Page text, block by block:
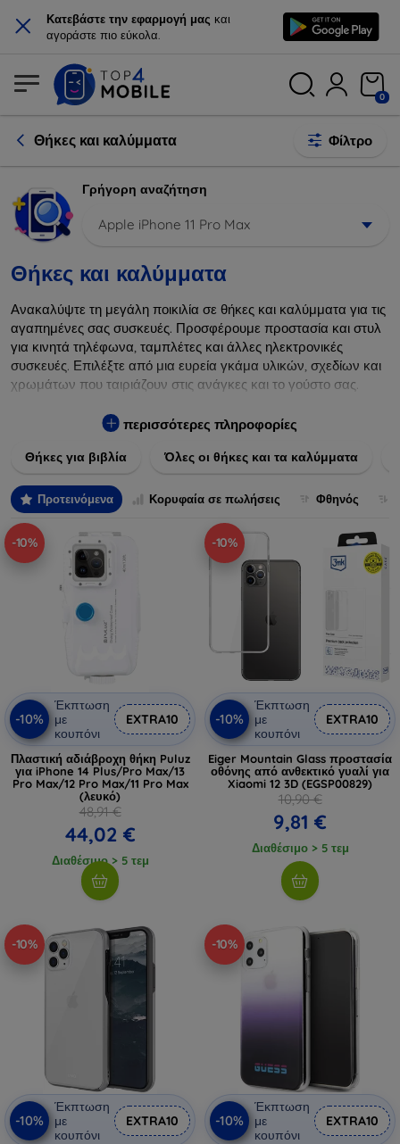
× Κατεβάστε την εφαρμογή μας και
αγοράστε πιο εύκολα.
0
Θήκες και καλύμματα Φίλτρο
Γρήγορη αναζήτηση
Apple iPhone 11 Pro Max
Θήκες και καλύμματα
Ανακαλύψτε τη μεγάλη ποικιλία σε θήκες και καλύμματα για τις
αγαπημένες σας συσκευές. Προσφέρουμε προστασία και στυλ
για κινητά τηλέφωνα, ταμπλέτες και άλλες ηλεκτρονικές
συσκευές. Επιλέξτε από μια ευρεία γκάμα υλικών, σχεδίων και
χρωμάτων που ταιριάζουν στις ανάγκες και το γούστο σας.
πτώσεις και άλλες φθορές, ενώ παράλληλα δίνετε ένα
και τη διάρκεια ζωής των συσκευών σας με τις κορυφαίες
περισσότερες πληροφορίες
Θήκες για βιβλία Όλες οι θήκες και τα καλύμματα
Προτεινόμενα Κορυφαία σε πωλήσεις Φθηνός
-10%
-10%
Έκπτωση
με
κουπόνι
EXTRA10
Πλαστική αδιάβροχη θήκη Puluz
για iPhone 14 Plus/Pro Max/13
Pro Max/12 Pro Max/11 Pro Max
(λευκό)
48,91 €
44,02 €
Διαθέσιμο > 5 τεμ
-10%
-10%
Έκπτωση
με
κουπόνι
EXTRA10
Eiger Mountain Glass προστασία
οθόνης από ανθεκτικό γυαλί για
Xiaomi 12 3D (EGSP00829)
10,90 €
9,81 €
Διαθέσιμο > 5 τεμ
-10%
-10%
Έκπτωση
με
κουπόνι
EXTRA10
-10%
-10%
Έκπτωση
με
κουπόνι
EXTRA10